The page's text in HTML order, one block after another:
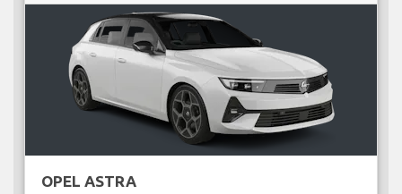
OPEL ASTRA